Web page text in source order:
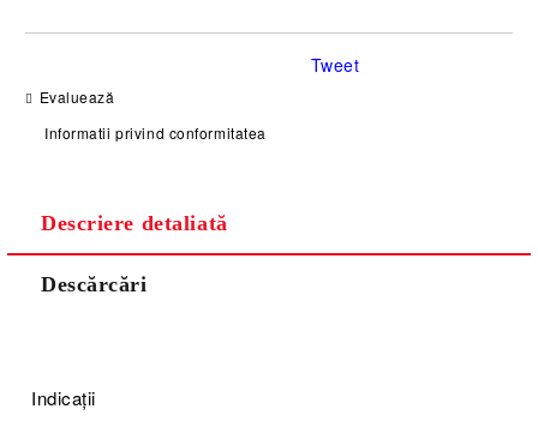
Evaluează
Informatii privind conformitatea
Tweet
Descriere detaliată
Descărcări
Indicații